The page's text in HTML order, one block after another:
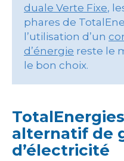
duale Verte Fixe,
phares de
l’utilisation d’un
d’énergie reste le
le bon choix.
alternatif de
d’électricité